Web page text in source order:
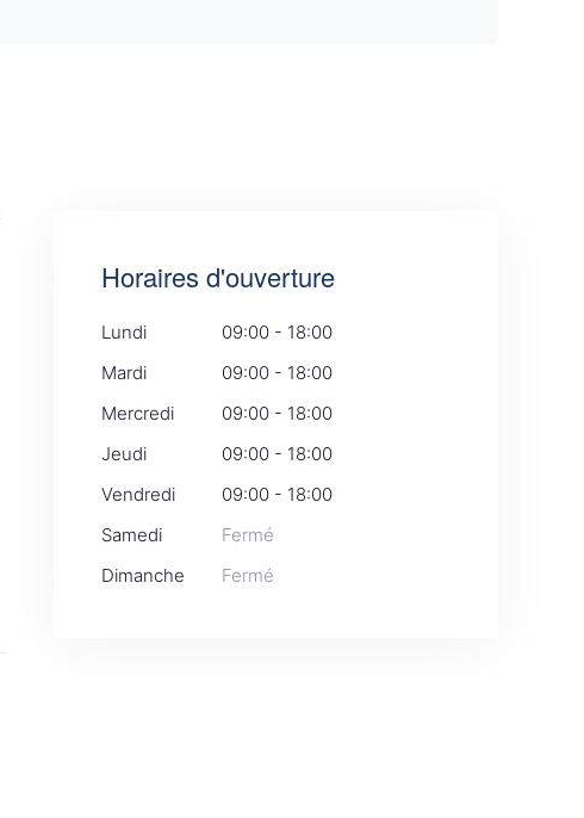
Horaires d'ouverture
Lundi
09:00 - 18:00
Mardi
09:00 - 18:00
Mercredi
09:00 - 18:00
Jeudi
09:00 - 18:00
Vendredi
09:00 - 18:00
Samedi
Fermé
Dimanche
Fermé